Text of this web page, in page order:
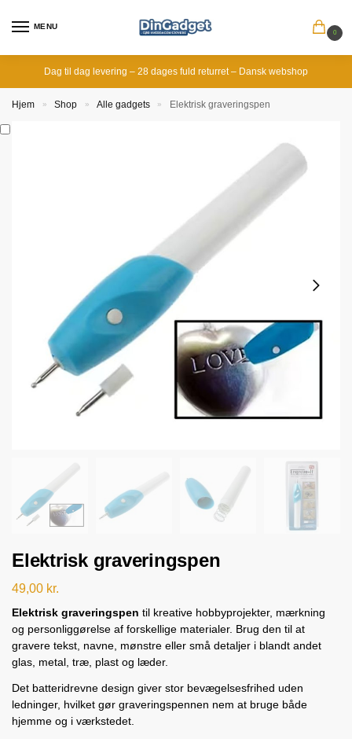
MENU
0
Dag til dag levering – 28 dages fuld returret – Dansk webshop
Hjem » Shop » Alle gadgets » Elektrisk graveringspen
Elektrisk graveringspen
49,00 kr.
Elektrisk graveringspen til kreative hobbyprojekter, mærkning
og personliggørelse af forskellige materialer. Brug den til at
gravere tekst, navne, mønstre eller små detaljer i blandt andet
glas, metal, træ, plast og læder.
Det batteridrevne design giver stor bevægelsesfrihed uden
ledninger, hvilket gør graveringspennen nem at bruge både
hjemme og i værkstedet.